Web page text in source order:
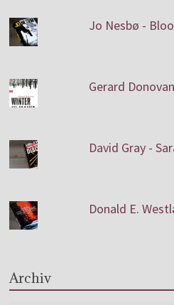
Jo Nesbø -
Gerard
David Gray -
Donald E.
Archiv